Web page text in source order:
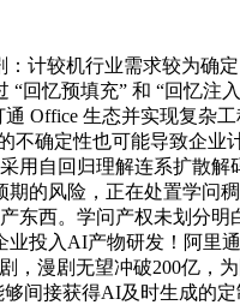
计较机行业需求较为确
回忆预填充” 和 “回忆注
Office 生态并实现复杂
不确定性也可能导致企业
用自回归理解连系扩散
的风险，正在处置学问
东西。学问产权未划分
投入AI产物研发！阿里
漫剧无望冲破200亿，
间接获得AI及时生成的